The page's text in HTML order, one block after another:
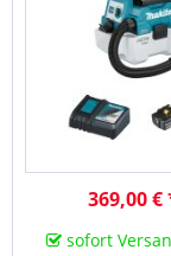
369,00 €
sofort